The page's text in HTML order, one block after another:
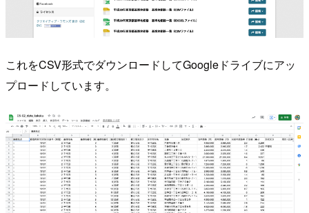
これをCSV形式でダウンロードしてGoogleドライブにアッ
プロードしています。